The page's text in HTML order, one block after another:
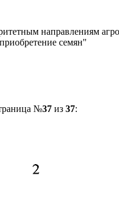
направлениям
семян"
№37из 37: